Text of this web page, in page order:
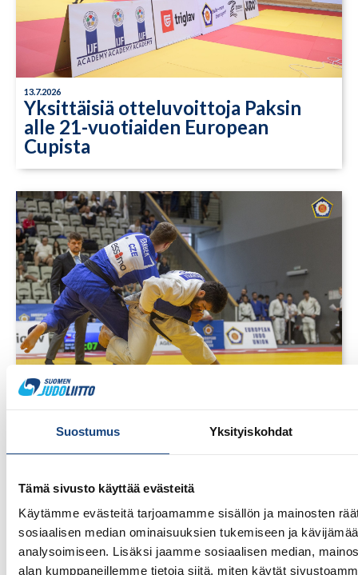
Suostumus Yksityiskohdat
Tämä sivusto käyttää evästeitä
Käytämme evästeitä tarjoamamme sisällön ja mainosten
sosiaalisen median ominaisuuksien tukemiseen ja
analysoimiseen. Lisäksi jaamme sosiaalisen median,
alan kumppaneillemme tietoja siitä, miten käytät
13.7.2026
Yksittäisiä otteluvoittoja Paksin
alle 21-vuotiaiden European
Cupista
Tuomariraportti, Junior European
Cup 2026, Praha 4.-5.7.2026, Tsekki